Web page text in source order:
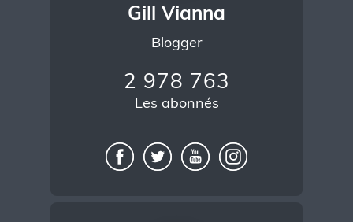
Gill Vianna
Blogger
2 978 763
Les abonnés